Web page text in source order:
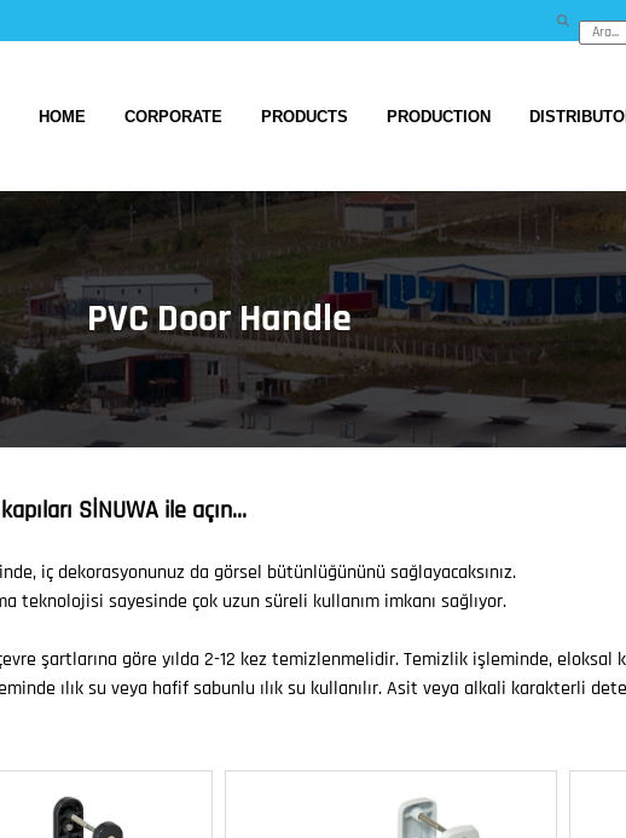
HOME CORPORATE PRODUCTS PRODUCTION
PVC Door Handle
SİNUWA ile açın…
iç dekorasyonunuz da görsel bütünlüğününü sağlayacaksınız.
teknolojisi sayesinde çok uzun süreli kullanım imkanı sağlıyor.
şartlarına göre yılda 2-12 kez temizlenmelidir. Temizlik işleminde, eloksal
ılık su veya hafif sabunlu ılık su kullanılır. Asit veya alkali karakterli